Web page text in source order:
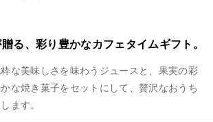
る、彩り豊かなカフェタイムギフト。
な美味しさを味わうジュースと、果実の彩
な焼き菓子をセットにして、贅沢なおうち
ます。